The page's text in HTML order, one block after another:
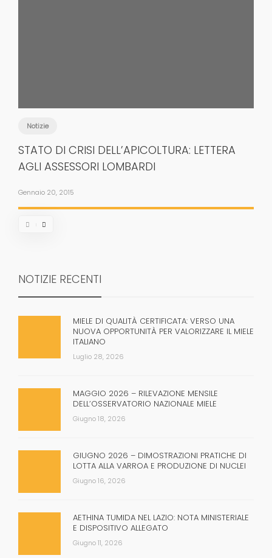
Notizie
STATO DI CRISI DELL’APICOLTURA: LETTERA
AGLI ASSESSORI LOMBARDI
Gennaio 20, 2015
NOTIZIE RECENTI
MIELE DI QUALITÀ CERTIFICATA: VERSO UNA
NUOVA OPPORTUNITÀ PER VALORIZZARE IL MIELE
ITALIANO
Luglio 28, 2026
MAGGIO 2026 – RILEVAZIONE MENSILE
DELL’OSSERVATORIO NAZIONALE MIELE
Giugno 18, 2026
GIUGNO 2026 – DIMOSTRAZIONI PRATICHE DI
LOTTA ALLA VARROA E PRODUZIONE DI NUCLEI
Giugno 16, 2026
AETHINA TUMIDA NEL LAZIO: NOTA MINISTERIALE
E DISPOSITIVO ALLEGATO
Giugno 11, 2026